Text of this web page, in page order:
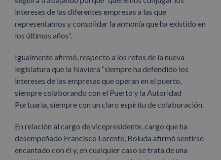
intereses de las diferentes empresas a las que
representamos y consolidar la armonía que ha existido en
los últimos años”.
Igualmente afirmó, respecto a los retos de la nueva
legislatura que la Naviera “siempre ha defendido los
intereses de las empresas que operan en el puerto,
siempre colaborando con el Puerto y la Autoridad
Portuaria, siempre con un claro espíritu de colaboración.
En relación al cargo de vicepresidente, cargo que ha
desempeñado Francisco Lorente, Boluda afirmó sentirse
encantado con él y, en cualquier caso se trata de una